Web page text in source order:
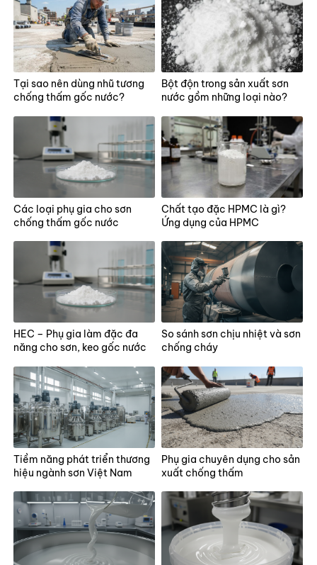
Tại sao nên dùng nhũ tương
chống thấm gốc nước?
Bột độn trong sản xuất sơn
nước gồm những loại nào?
Các loại phụ gia cho sơn
chống thấm gốc nước
Chất tạo đặc HPMC là gì?
Ứng dụng của HPMC
HEC – Phụ gia làm đặc đa
năng cho sơn, keo gốc nước
So sánh sơn chịu nhiệt và sơn
chống cháy
Tiềm năng phát triển thương
hiệu ngành sơn Việt Nam
Phụ gia chuyên dụng cho sản
xuất chống thấm